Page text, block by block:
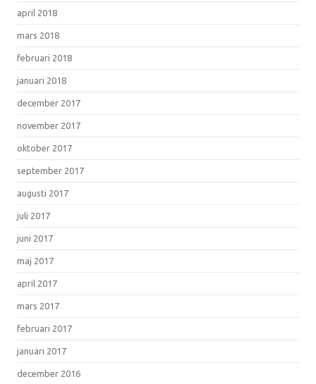
april 2018
mars 2018
februari 2018
januari 2018
december 2017
november 2017
oktober 2017
september 2017
augusti 2017
juli 2017
juni 2017
maj 2017
april 2017
mars 2017
februari 2017
januari 2017
december 2016